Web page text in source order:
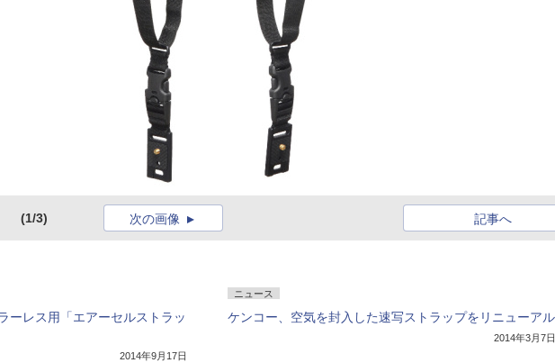
(1/3) 記事へ
次の画像
ーレス用「エアーセルストラッ
2014年9月17日
ニュース
ケンコー、空気を封入した速写ストラップをリニューアル
2014年3月7日